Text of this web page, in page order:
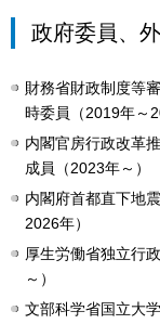
政府委員、
財務省財政制度等
時委員（2019年～
内閣官房行政改革
成員（2023年～）
内閣府首都直下地
2026年）
厚生労働省独立行
～）
文部科学省国立大